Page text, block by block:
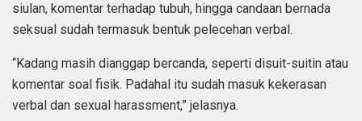
siulan, komentar terhadap tubuh, hingga candaan bernada
seksual sudah termasuk bentuk pelecehan verbal.
“Kadang masih dianggap bercanda, seperti disuit-suitin atau
komentar soal fisik. Padahal itu sudah masuk kekerasan
verbal dan sexual harassment,” jelasnya.